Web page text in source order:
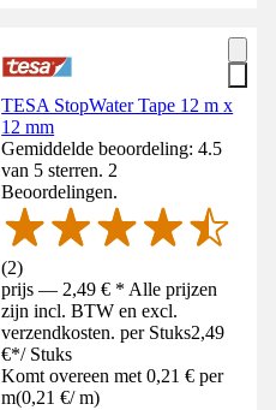
TESA StopWater Tape 12 m x
12 mm
Gemiddelde beoordeling: 4.5
van 5 sterren. 2
Beoordelingen.
(2)
prijs — 2,49 € * Alle prijzen
zijn incl. BTW en excl.
verzendkosten. per Stuks2,49
€*/ Stuks
Komt overeen met 0,21 € per
m(0,21 €/ m)